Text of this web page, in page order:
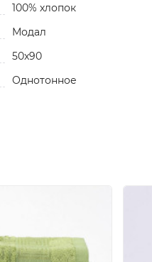
100% хлопок
Модал
50x90
Однотонное